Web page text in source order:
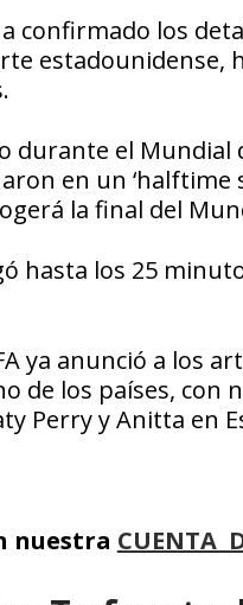
confirmado los
estadounidense,
durante el Mundial
en un ‘halftime
la final del
hasta los 25
ya anunció a los
de los países, con
Perry y Anitta en
nuestra CUENTA